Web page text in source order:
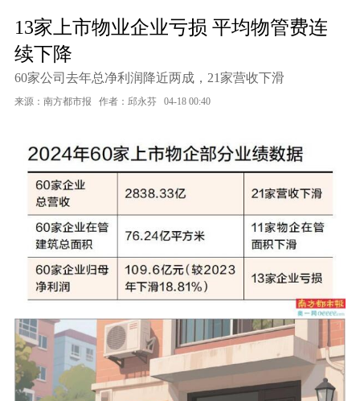
13家上市物业企业亏损 平均物管费连
续下降
60家公司去年总净利润降近两成，21家营收下滑
来源：南方都市报 作者：邱永芬 04-18 00:40